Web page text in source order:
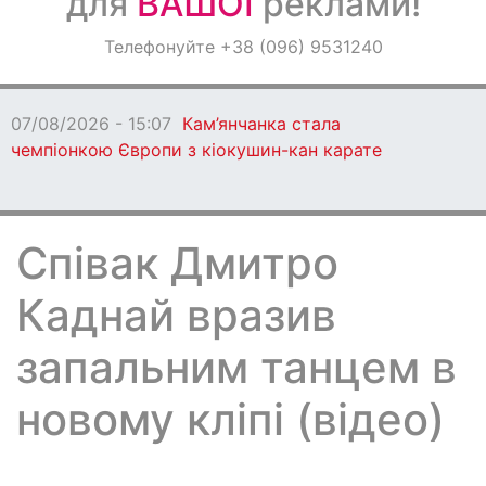
ОголошенняТелефонуйте +38 (096) 9531240
07/08/2026 - 15:07 Кам’янчанка стала
чемпіонкою Європи з кіокушин-кан карате
Співак Дмитро
Каднай вразив
запальним танцем в
новому кліпі (відео)